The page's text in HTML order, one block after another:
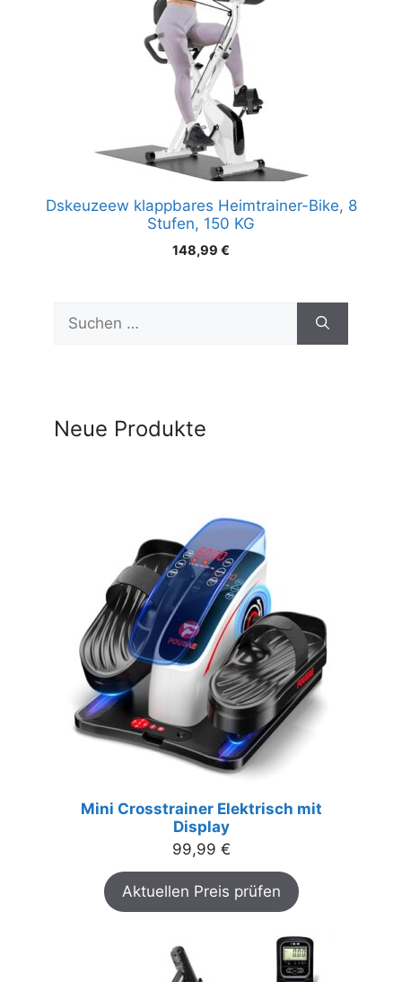
Dskeuzeew klappbares Heimtrainer-Bike, 8
Stufen, 150 KG
148,99 €
nach:
Neue Produkte
Mini Crosstrainer Elektrisch mit
Display
99,99 €
Aktuellen Preis prüfen